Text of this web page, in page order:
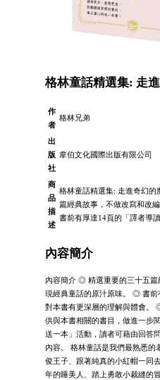
格林童話精選集: 走
作
者
格林兄弟
出
版
社
韋伯文化國際出版有限公司
商
品
描
述
格林童話精選集: 走進奇幻
篇經典故事，不做改寫和改
書前有厚達14頁的「譯者導
內容簡介
內容簡介 ◎ 精選重要的三十五
現經典童話的原汁原味。 ◎ 書前
對本書有更深層的理解與體會。
供與本書相關的書目，做進一步
送一本」活動，讀者可藉由回答
內容。 格林童話是我們最熟悉的
俊王子、跟著純真的小紅帽一同
年的睡美人、踏上勇敢小裁縫的